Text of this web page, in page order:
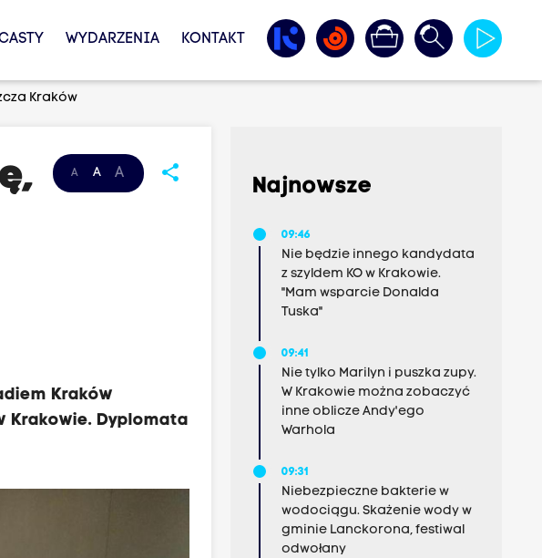
WYDARZENIA KONTAKT
Kraków
A A A share
Kraków
Krakowie. Dyplomata
Najnowsze
09:46
Nie będzie innego kandydata
z szyldem KO w Krakowie.
"Mam wsparcie Donalda
Tuska"
09:41
Nie tylko Marilyn i puszka zupy.
W Krakowie można zobaczyć
inne oblicze Andy'ego
Warhola
09:31
Niebezpieczne bakterie w
wodociągu. Skażenie wody w
gminie Lanckorona, festiwal
odwołany